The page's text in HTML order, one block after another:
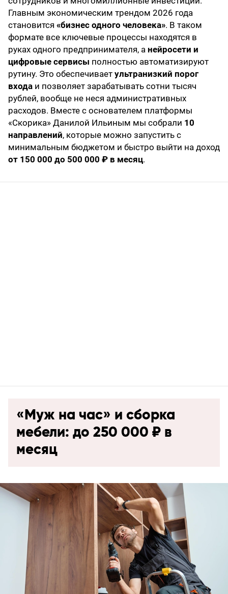
Главным экономическим трендом 2026 года
становится «бизнес одного человека». В таком
формате все ключевые процессы находятся в
руках одного предпринимателя, а нейросети и
цифровые сервисы полностью автоматизируют
рутину. Это обеспечивает ультранизкий порог
входа и позволяет зарабатывать сотни тысяч
рублей, вообще не неся административных
расходов. Вместе с основателем платформы
«Скорика» Данилой Ильиным мы собрали 10
направлений, которые можно запустить с
минимальным бюджетом и быстро выйти на доход
от 150 000 до 500 000 ₽ в месяц.
«Муж на час» и сборка
мебели: до 250 000 ₽ в
месяц